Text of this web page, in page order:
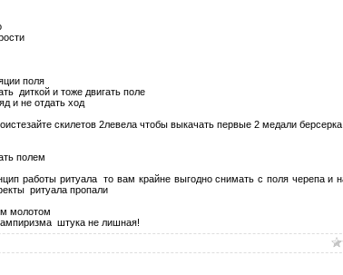
поля
диткой и тоже двигать поле
и не отдать ход
скилетов 2левела чтобы выкачать первые 2 медали берсерка
полем
работы ритуала то вам крайне выгодно снимать с поля черепа и
ритуала пропали
молотом
штука не лишная!